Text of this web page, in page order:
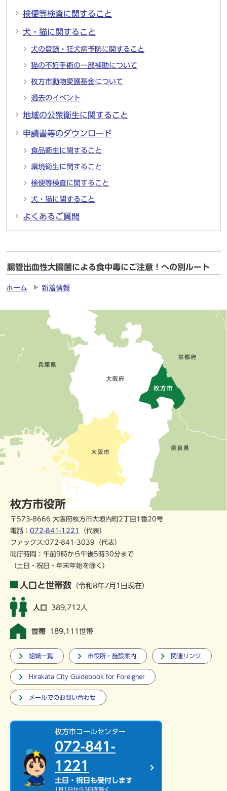
検便等検査に関すること
犬・猫に関すること
犬の登録・狂犬病予防に関すること
猫の不妊手術の一部補助について
枚方市動物愛護基金について
過去のイベント
地域の公衆衛生に関すること
申請書等のダウンロード
食品衛生に関すること
環境衛生に関すること
検便等検査に関すること
犬・猫に関すること
よくあるご質問
腸管出血性大腸菌による食中毒にご注意！への別ルート
ホーム 新着情報
枚方市役所
〒573-8666 大阪府枚方市大垣内町2丁目1番20号
電話： 072-841-1221
（代表）
ファックス:072-841-3039（代表）
開庁時間：午前9時から午後5時30分まで
（土日・祝日・年末年始を除く）
人口と世帯数 （令和8年7月1日現在）
人口 389,712人
世帯 189,111世帯
組織一覧 市役所・施設案内 関連リンク
Hirakata City Guidebook for Foreigner
メールでのお問い合わせ
枚方市コールセンター
072-841-
1221
土日・祝日も受付します
1月1日から3日を除く